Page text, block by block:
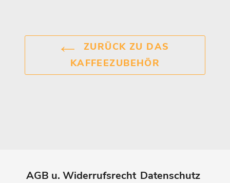
ZURÜCK ZU DAS
KAFFEEZUBEHÖR
AGB u. Widerrufsrecht Datenschutz